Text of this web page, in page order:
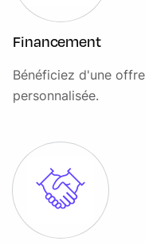
Rétroviseur intérieur
Rétroviseurs
d'approche
Roue de secours de
Seuils de portes AV
Sièges AV chauffants
Sièges en Cuir
électriquement en
Financement
Bénéficiez d'une
personnalisée.